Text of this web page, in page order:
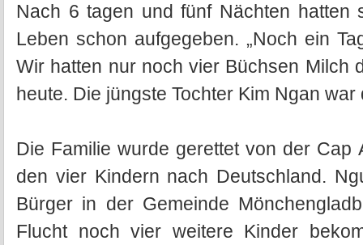
Nach 6 tagen und fünf Nächten hatten
Leben schon aufgegeben. „Noch ein
Wir hatten nur noch vier Büchsen Milch
heute. Die jüngste Tochter Kim Ngan
Die Familie wurde gerettet von der
den vier Kindern nach Deutschland.
Bürger in der Gemeinde
Flucht noch vier weitere Kinder